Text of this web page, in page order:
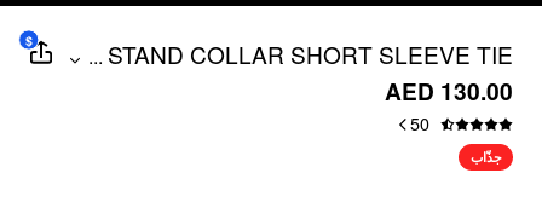
STAND COLLAR SHORT SLEEVE TIE
FRONT CUT OUT BACKLESS SLIM
BLOUSE
...
AED 130.00
50
$
جذّاب